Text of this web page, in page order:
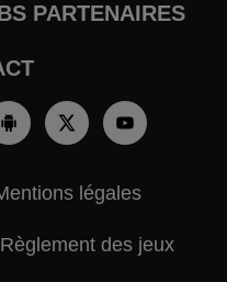
PARTENAIRES
légales
Règlement des jeux